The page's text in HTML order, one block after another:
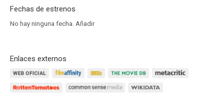
Fechas de estrenos
No hay ninguna fecha. Añadir
Enlaces externos